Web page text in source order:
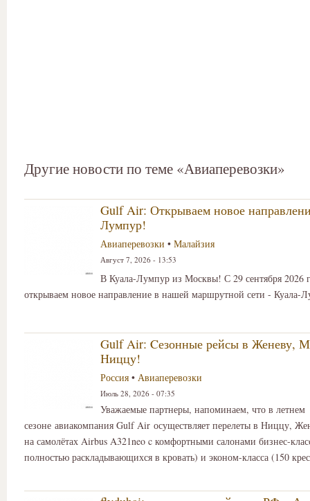
Другие новости по теме «Авиаперевозки»
Gulf Air: Открываем новое
Лумпур!
Авиаперевозки • Малайзия
Август 7, 2026 - 13:53
В Куала-Лумпур из Москвы! С 29 сентября 2026
открываем новое направление в нашей маршрутной сети - Куала-
Gulf Air: Cезонные рейсы в Женеву,
Ниццу!
Россия • Авиаперевозки
Июль 28, 2026 - 07:35
Уважаемые партнеры, напоминаем, что в летнем
сезоне авиакомпания Gulf Air осуществляет перелеты в Ниццу,
на самолётах Airbus A321neo c комфортными салонами бизнес-
полностью раскладывающихся в кровать) и эконом-класса (150